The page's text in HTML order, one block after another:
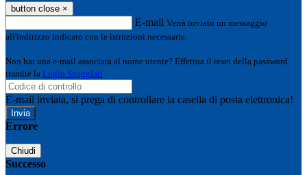
button close ×
E-mail Verrà inviato un messaggio
all'indirizzo indicato con le istruzioni necessarie.
Non hai una e-mail associata al nome utente? Effettua il reset della password
tramite la Login Spaggiari
E-mail inviata, si prega di controllare la casella di posta elettronica!
Errore
Chiudi
Successo